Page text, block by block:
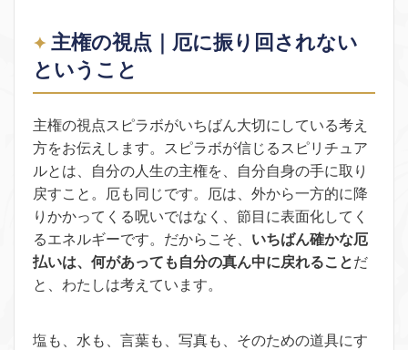
主権の視点｜厄に振り回されない
ということ
主権の視点スピラボがいちばん大切にしている考え
方をお伝えします。スピラボが信じるスピリチュア
ルとは、自分の人生の主権を、自分自身の手に取り
戻すこと。厄も同じです。厄は、外から一方的に降
りかかってくる呪いではなく、節目に表面化してく
るエネルギーです。だからこそ、 いちばん確かな厄
払いは、何があっても自分の真ん中に戻れることだ
と、わたしは考えています。
塩も、水も、言葉も、写真も、そのための道具にす